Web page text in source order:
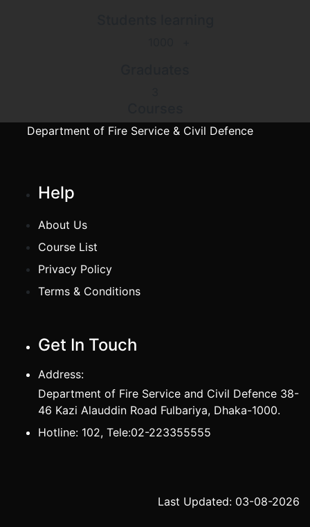
Department of Fire Service & Civil Defence
Help
About Us
Course List
Privacy Policy
Terms & Conditions
Get In Touch
Address:
Department of Fire Service and Civil Defence 38-
46 Kazi Alauddin Road Fulbariya, Dhaka-1000.
Hotline: 102, Tele:02-223355555
Last Updated: 03-08-2026